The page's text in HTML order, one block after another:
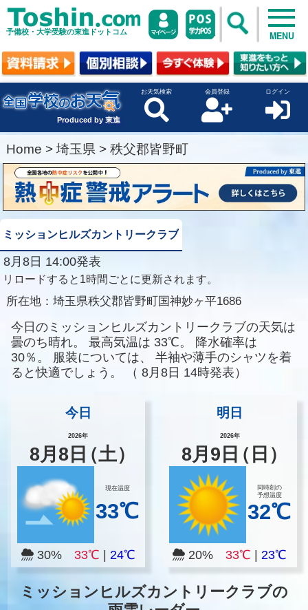
予備校・大学受験の東進ドットコム MENU
Produced by 東進
お天気検索 会員登録 ログイン
Home > 埼玉県 > 秩父郡皆野町
ミッションヒルズカントリークラブ
8月8日 14:00発表
リロードすると1時間ごとに更新されます。
所在地： 埼玉県秩父郡皆野町国神妙ヶ平1686
今日のミッションヒルズカントリークラブの天気は
曇のち晴れ。
最高気温は 33℃。
降水確率は
30％。
服装については、
半袖や薄手のシャツを着
ると快適でしょう。
（ 8月8日 14時発表）
今日
2026年
8月8 日（土）
現在温度
33℃
30% 33℃ 24℃
明日
2026年
8月 9 日（日）
同時刻の
予想温度
32℃
20%33℃ |23℃
ミッションヒルズカントリークラブの